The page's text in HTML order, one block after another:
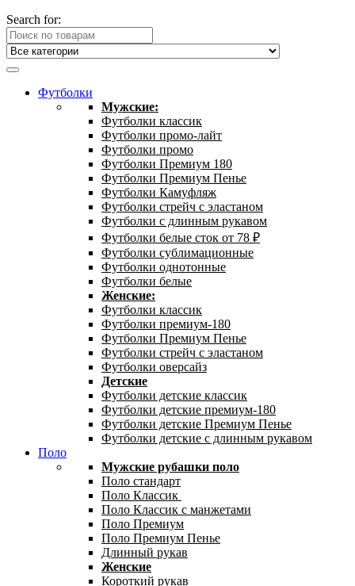
Search for:
Футболки
Мужские:
Футболки классик
Футболки промо-лайт
Футболки промо
Футболки Премиум 180
Футболки Премиум Пенье
Футболки Камуфляж
Футболки стрейч с эластаном
Футболки с длинным рукавом
Футболки белые сток от 78 ₽
Футболки сублимационные
Футболки однотонные
Футболки белые
Женские:
Футболки классик
Футболки премиум-180
Футболки Премиум Пенье
Футболки стрейч с эластаном
Футболки оверсайз
Детские
Футболки детские классик
Футболки детские премиум-180
Футболки детские Премиум Пенье
Футболки детские с длинным рукавом
Поло
Мужские рубашки поло
Поло стандарт
Поло Классик
Поло Классик с манжетами
Поло Премиум
Поло Премиум Пенье
Длинный рукав
Женские
Короткий рукав